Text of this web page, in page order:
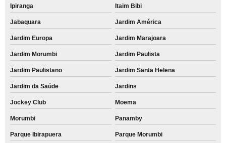
Ipiranga Itaim Bibi
Jabaquara Jardim América
Jardim Europa Jardim Marajoara
Jardim Morumbi Jardim Paulista
Jardim Paulistano Jardim Santa Helena
Jardim da Saúde Jardins
Jockey Club Moema
Morumbi Panamby
Parque Ibirapuera Parque Morumbi